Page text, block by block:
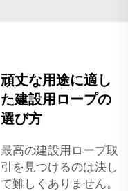
頑丈な用途に適し
た建設用ロープの
選び方
最高の建設用ロープ取
引を見つけるのは決し
て難しくありません。